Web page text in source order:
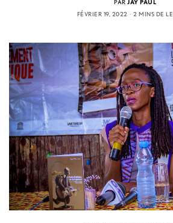
PAR JAY PAUL
FÉVRIER 19, 2022
2 MINS DE